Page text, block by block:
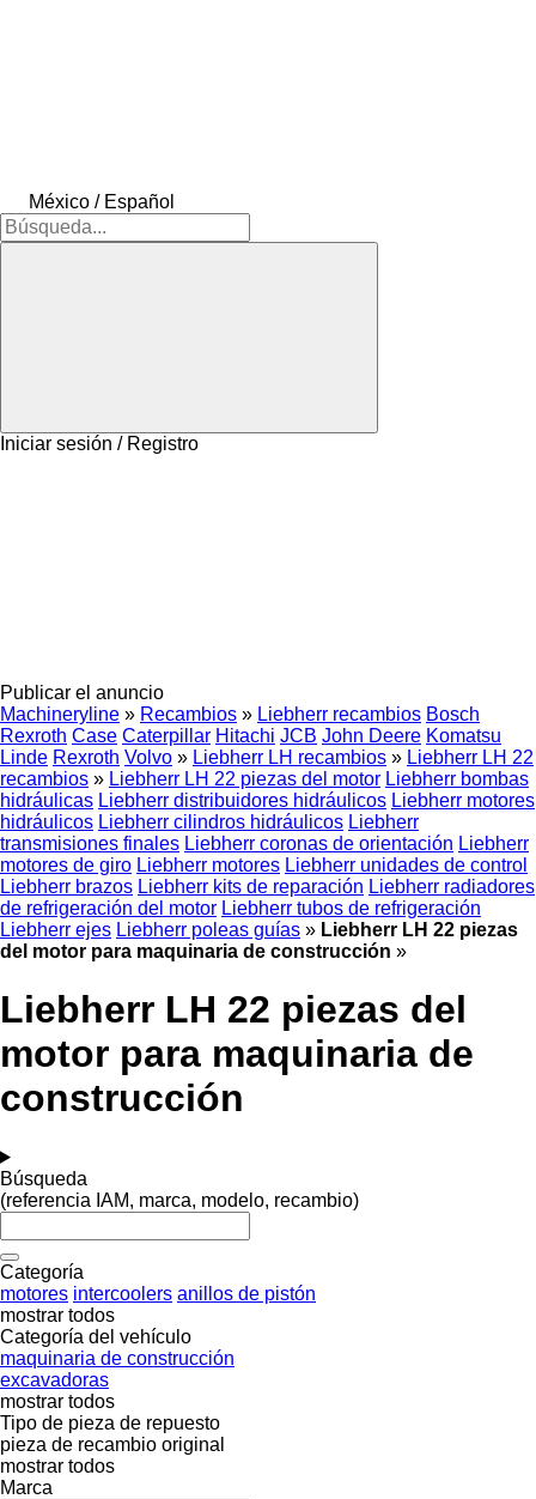
México / Español
Iniciar sesión / Registro
Publicar el anuncio
Machineryline » Recambios » Liebherr recambios Bosch
Rexroth Case Caterpillar Hitachi JCB John Deere Komatsu
Linde Rexroth Volvo » Liebherr LH recambios » Liebherr LH 22
recambios » Liebherr LH 22 piezas del motor Liebherr bombas
hidráulicas Liebherr distribuidores hidráulicos Liebherr motores
hidráulicos Liebherr cilindros hidráulicos Liebherr
transmisiones finales Liebherr coronas de orientación Liebherr
motores de giro Liebherr motores Liebherr unidades de control
Liebherr brazos Liebherr kits de reparación Liebherr radiadores
de refrigeración del motor Liebherr tubos de refrigeración
Liebherr ejes Liebherr poleas guías » Liebherr LH 22 piezas
del motor para maquinaria de construcción »
Liebherr LH 22 piezas del
motor para maquinaria de
construcción
Búsqueda
(referencia IAM, marca, modelo, recambio)
Categoría
motores intercoolers anillos de pistón
mostrar todos
Categoría del vehículo
maquinaria de construcción
excavadoras
mostrar todos
Tipo de pieza de repuesto
pieza de recambio original
mostrar todos
Marca